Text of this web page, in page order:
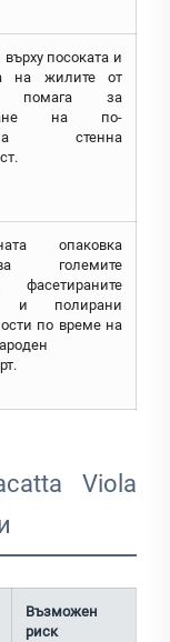
върху посоката и
на жилите от
помага за
на по-
стенна
опаковка
големите
фасетираните
и полирани
по време на
Viola
Възможен
риск